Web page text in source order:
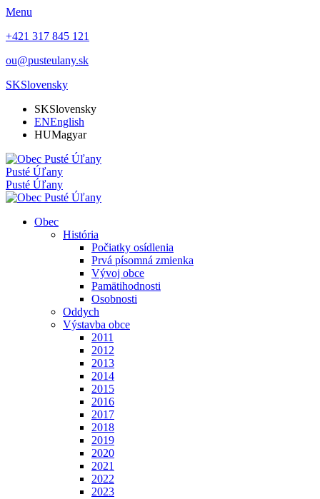
Menu
+421 317 845 121
ou@pusteulany.sk
SKSlovensky
SKSlovensky
ENEnglish
HUMagyar
Pusté Úľany
Pusté Úľany
Obec
História
Počiatky osídlenia
Prvá písomná zmienka
Vývoj obce
Pamätihodnosti
Osobnosti
Oddych
Výstavba obce
2011
2012
2013
2014
2015
2016
2017
2018
2019
2020
2021
2022
2023